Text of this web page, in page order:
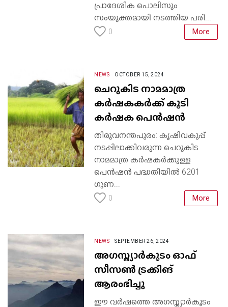
പ്രാദേശിക പൊലിസും
സംയുക്തമായി നടത്തിയ പരി...
0 More
NEWS OCTOBER 15, 2024
ചെറുകിട നാമമാത്ര
കർഷകകർക്ക് കൂടി
കർഷക പെൻഷൻ
തിരുവനന്തപുരം: കൃഷിവകുപ്പ്
നടപ്പിലാക്കിവരുന്ന ചെറുകിട
നാമമാത്ര കർഷകർക്കുള്ള
പെൻഷൻ പദ്ധതിയിൽ 6201
ഗുണ...
0 More
NEWS SEPTEMBER 26, 2024
അഗസ്ത്യാർകൂടം ഓഫ്
സീസൺ ട്രക്കിങ്
ആരംഭിച്ചു
ഈ വർഷത്തെ അഗസ്ത്യാർകൂടം